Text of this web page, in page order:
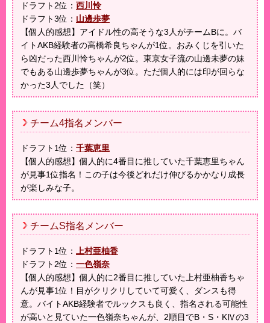
ドラフト2位： 西川怜
ドラフト3位： 山邊歩夢
【個人的感想】アイドル性の高そうな3人がチームBに。バ
イトAKB経験者の高橋希良ちゃんが1位。おみくじを引いた
ら凶だった西川怜ちゃんが2位。東京女子流の山邊未夢の妹
でもある山邊歩夢ちゃんが3位。ただ個人的には印が回らな
かった3人でした（笑）
チーム4指名メンバー
ドラフト1位： 千葉恵里
【個人的感想】個人的に4番目に推していた千葉恵里ちゃん
が見事1位指名！この子は今後どれだけ伸びるかかなり成長
が楽しみな子。
チームS指名メンバー
ドラフト1位：
上村亜柚香
ドラフト2位： 一色嶺奈
【個人的感想】個人的に2番目に推していた上村亜柚香ちゃ
んが見事1位！目がクリクリしていて可愛く、ダンスも得
意。バイトAKB経験者でルックスも良く、指名される可能性
が高いと見ていた一色嶺奈ちゃんが、2順目でB・S・KⅣの3